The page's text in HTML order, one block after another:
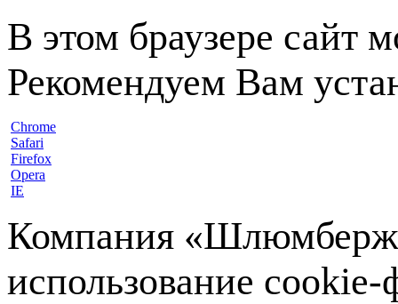
В этом браузере сайт
Рекомендуем Вам
Chrome
Safari
Firefox
Opera
IE
Компания
использование